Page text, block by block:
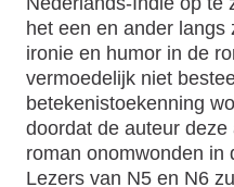
het een en ander
ironie en humor in de
vermoedelijk niet
betekenistoekenning
doordat de auteur
roman onomwonden in
Lezers van N5 en N6